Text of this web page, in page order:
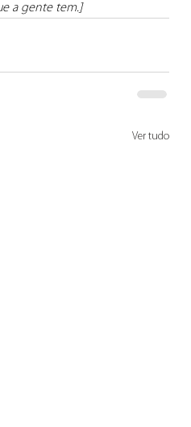
a gente tem.]
Ver tudo